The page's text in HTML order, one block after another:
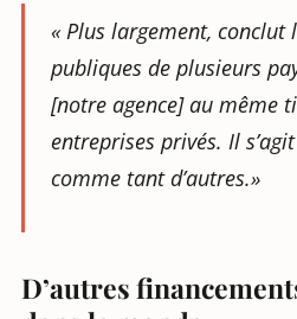
« Plus largement, conclut
publiques de plusieurs
[notre agence] au même
entreprises privés. Il
comme tant d’autres.»
D’autres